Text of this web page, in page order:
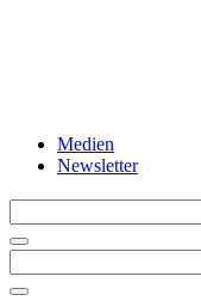
Medien
Newsletter